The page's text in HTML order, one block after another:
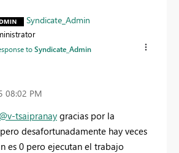
Syndicate_Admin
toSyndicate_Admin
08:02 PM
@v-tsaipranay gracias por la
desafortunadamente hay veces
es 0 pero ejecutan el trabajo